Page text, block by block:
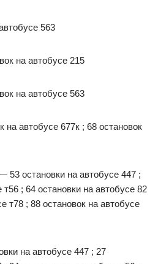
563
на автобусе 215
на автобусе 563
автобусе 677к ; 68 остановок
53 остановки на автобусе 447 ;
; 64 остановки на автобусе 82
т78 ; 88 остановок на автобусе
на автобусе 447 ; 27